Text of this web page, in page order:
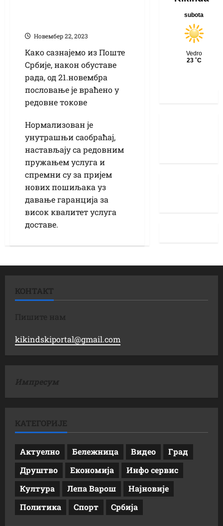
Новембер 22, 2023
Како сазнајемо из Поште
Србије, након обуставе
рада, од 21.новембра
пословање је враћено у
редовне токове
Нормализован је
унутрашњи саобраћај,
настављају са редовним
пружањем услуга и
спремни су за пријем
нових пошиљака уз
давање гаранција за
висок квалитет услуга
доставе.
КОНТАКТ
Пишите нам
kikindskiportal@gmail.com
Импресум
КАТЕГОРИЈЕ
Актуелно Бележница Видео
Град
Друштво
Економија
Инфо сервис
Култура
Лепа Варош
Најновије
Политика
Спорт Србија